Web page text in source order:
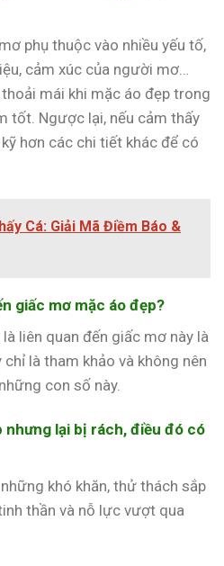
phụ thuộc vào nhiều yếu tố,
cảm xúc của người mơ…
mái khi mặc áo đẹp trong
tốt. Ngược lại, nếu cảm thấy
hơn các chi tiết khác để có
Cá: Giải Mã Điềm Báo &
giấc mơ mặc áo đẹp?
liên quan đến giấc mơ này là
chỉ là tham khảo và không nên
con số này.
nhưng lại bị rách, điều đó có
khó khăn, thử thách sắp
thần và nỗ lực vượt qua